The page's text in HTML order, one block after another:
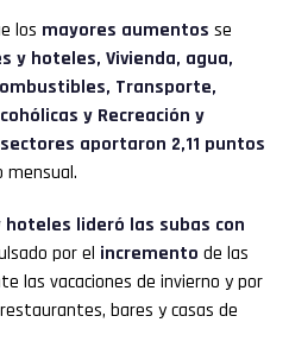
los mayores aumentos se
y hoteles, Vivienda, agua,
Transporte,
y Recreación y
aportaron 2,11 puntos
mensual.
lideró las subas con
por el incremento de las
las vacaciones de invierno y por
bares y casas de